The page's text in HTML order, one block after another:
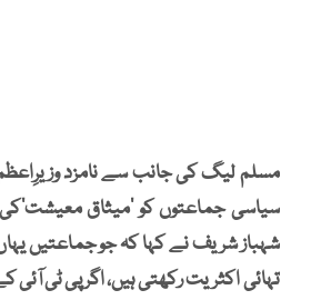
مسلم لیگ کی جانب سے نامزد
سیاسی جماعتوں کو ’میثاق
شہباز شریف نے کہا کہ جو جماعتیں
تہائی اکثریت رکھتی ہیں، اگر پی ٹی